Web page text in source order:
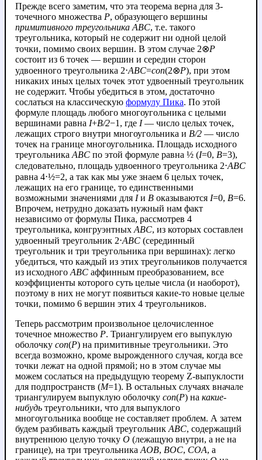
Прежде всего заметим, что эта теорема верна для 3-
точечного множества P, образующего вершины
примитивного треугольника ABC, т.е. такого
треугольника, который не содержит ни одной целой
точки, помимо своих вершин. В этом случае 2⊗P
состоит из 6 точек — вершин и середин сторон
удвоенного треугольника 2⋅ABC=con(2⊗P), при этом
никаких иных целых точек этот удвоенный треугольник
не содержит. Чтобы убедиться в этом, достаточно
сослаться на классическую формулу Пика. По этой
формуле площадь любого многоугольника с целыми
вершинами равна I+B/2−1, где I— число целых точек,
лежащих строго внутри многоугольника и B/2 — число
точек на границе многоугольника. Площадь исходного
треугольника ABC по этой формуле равна ½ (I=0, B=3),
следовательно, площадь удвоенного треугольника 2⋅ABC
равна 4⋅½=2, а так как мы уже знаем 6 целых точек,
лежащих на его границе, то единственными
возможными значениями для Iи B оказываются I=0, B=6.
Впрочем, нетрудно доказать нужный нам факт
независимо от формулы Пика, рассмотрев 4
треугольника, конгруэнтных ABC, из которых составлен
удвоенный треугольник 2⋅ABC (серединный
треугольник и три треугольника при вершинах): легко
убедиться, что каждый из этих треугольников получается
из исходного ABC аффинным преобразованием, все
коэффициенты которого суть целые числа (и наоборот),
поэтому в них не могут появиться какие-то новые целые
точки, помимо 6 вершин этих 4 треугольников.
Теперь рассмотрим произвольное целочисленное
точечное множество P. Триангулируем его выпуклую
оболочку con(P) на примитивные треугольники. Это
всегда возможно, кроме вырожденного случая, когда все
точки лежат на одной прямой; но в этом случае мы
можем сослаться на предыдущую теорему Z-выпуклости
для подпространств (M=1). В остальных случаях вначале
триангулируем выпуклую оболочку con(P) на какие-
нибудь треугольники, что для выпуклого
многоугольника вообще не составляет проблем. А затем
будем разбивать каждый треугольник ABC, содержащий
внутреннюю целую точку O (лежащую внутри, а не на
границе), на три треугольника AOB, BOC, СOA, а